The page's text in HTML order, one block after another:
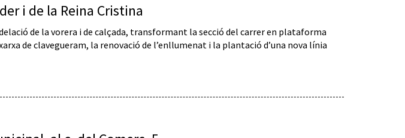
i de la Reina Cristina
de la vorera i de calçada, transformant la secció del carrer en plataforma
de clavegueram, la renovació de l’enllumenat i la plantació d’una nova línia